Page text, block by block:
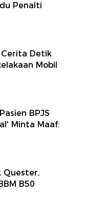
Penalti
Cerita Detik
Mobil
BPJS
Minta Maaf:
Quester,
B50